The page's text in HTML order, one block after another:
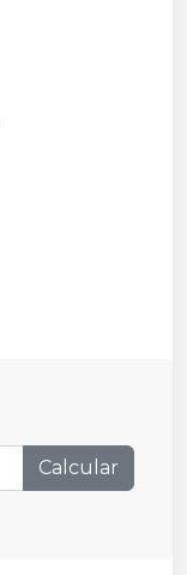
Calcular